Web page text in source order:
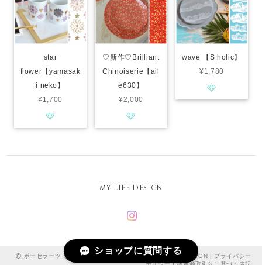
star
flower【yamasak
i neko】
¥1,700
♡新作♡Brilliant
Chinoiserie【ail
é630】
¥2,000
wave 【S holic】
¥1,780
MY LIFE DESIGN
ポーセラーツ オーブンポーセ 転写紙 専門店｜MY LIFE DESIGN | プライバシー
ショップに質問する